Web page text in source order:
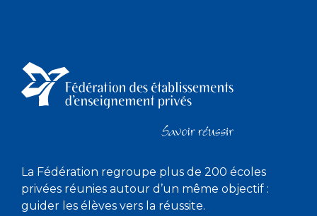
La Fédération regroupe plus de 200 écoles
privées réunies autour d’un même objectif :
guider les élèves vers la réussite.